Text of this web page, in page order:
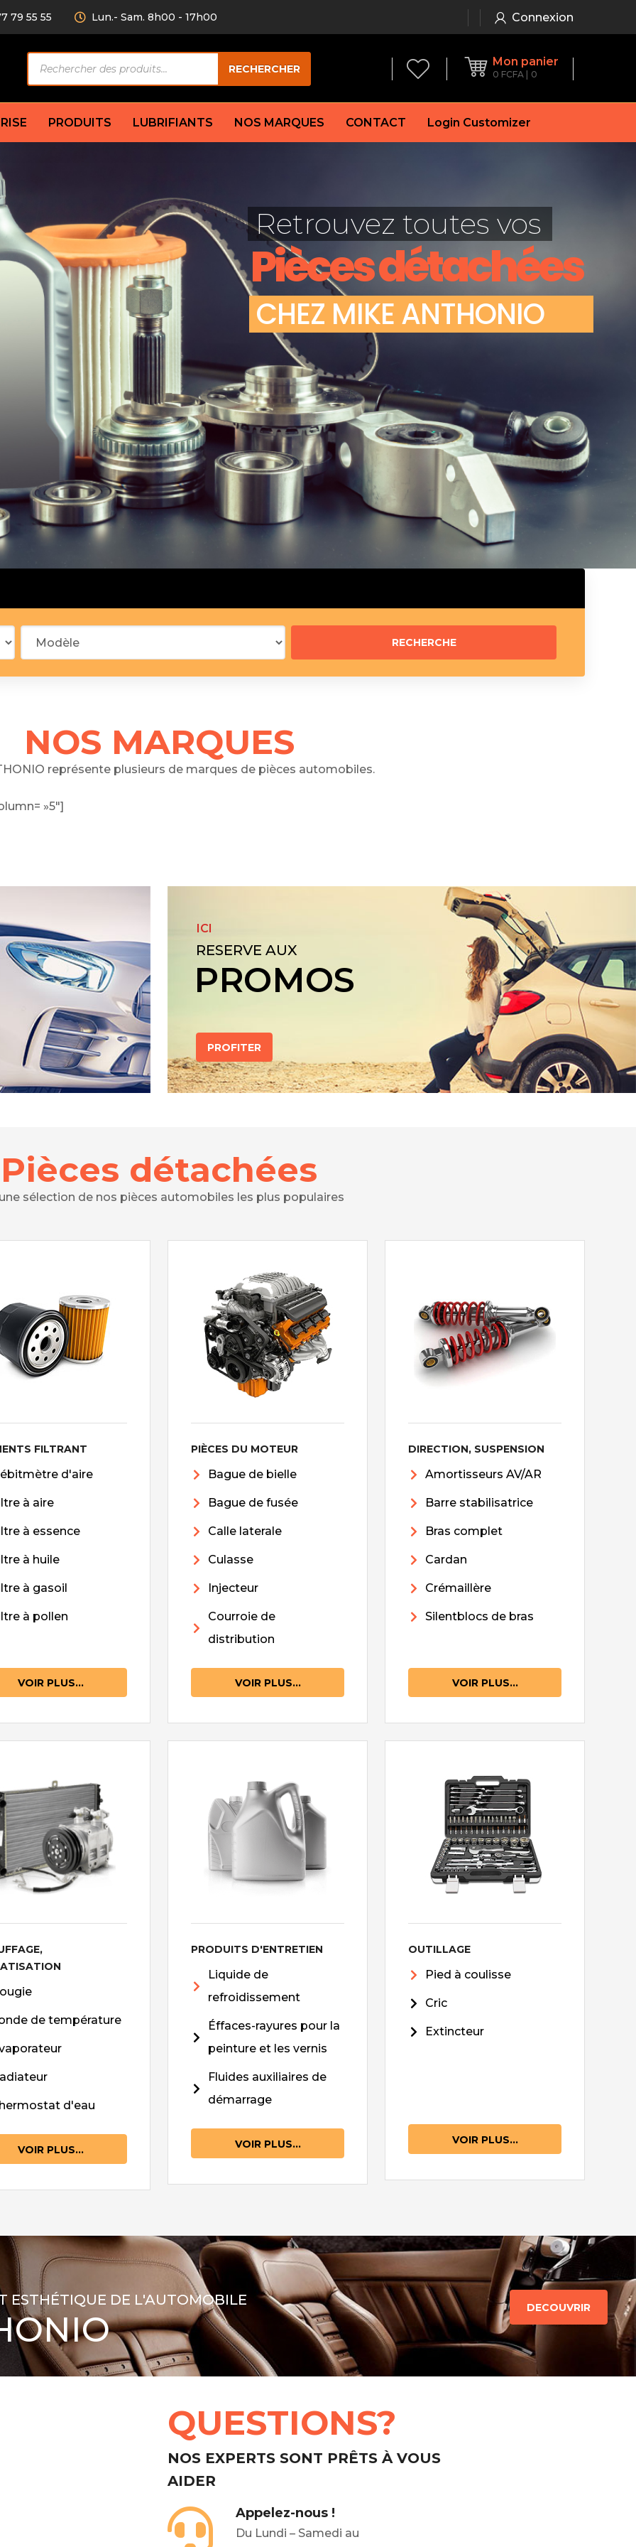
79 55 55 Lun.- Sam. 8h00 - 17h00 Connexion
de
produits
RECHERCHER
Mon panier
0 FCFA 0
AV/AR
amortisseur
Compresseur
Condenseur
Électrovanne
Évaporateur
Mano
Thermostat d’eau
Sonde de température
Garniture
Flexible de frein
Huile de frein
Mâchoires de frein
Jeu de plaquettes de frein
Démarreur
Feu arrière
principal
fusée
distribution
Débitmètre d’aire
Filtre à aire
Filtre à essence
Filtre à huile
Filtre à gasoil
Silencieux arrière
Silencieux central
Butée élastique de silencieux
Raccord de tuyau d’échappement
PRODUITS LUBRIFIANTS NOS MARQUES CONTACT Login Customizer
Pièces détachées
CHEZ MIKEANTHONIO
Retrouvez toutes vos
NOS MARQUES
représente plusieurs de marques de pièces automobiles.
»5″]
ICI
RESERVE AUX
PROMOS
PROFITER
Pièces détachées
sélection de nos pièces automobiles les plus populaires
FILTRANT
d'aire
à aire
à essence
à huile
à gasoil
à pollen
VOIR PLUS...
PIÈCES DU MOTEUR
Bague de bielle
Bague de fusée
Calle laterale
Culasse
Injecteur
Courroie de
distribution
VOIR PLUS...
DIRECTION, SUSPENSION
Amortisseurs AV/AR
Barre stabilisatrice
Bras complet
Cardan
Crémaillère
Silentblocs de bras
VOIR PLUS...
de température
d'eau
VOIR PLUS...
PRODUITS D'ENTRETIEN
Liquide de
refroidissement
Éffaces-rayures pour la
peinture et les vernis
Fluides auxiliaires de
démarrage
VOIR PLUS...
OUTILLAGE
Pied à coulisse
Cric
Extincteur
VOIR PLUS...
ESTHÉTIQUE DE L'AUTOMOBILE DECOUVRIR
QUESTIONS?
NOS EXPERTS SONT PRÊTS À VOUS
AIDER
Appelez-nous !
Du Lundi – Samedi au